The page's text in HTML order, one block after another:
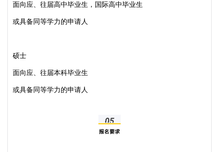
面向应、往届高中毕业生，国际高中毕业生
或具备同等学力的申请人
硕士
面向应、往届本科毕业生
或具备同等学力的申请人